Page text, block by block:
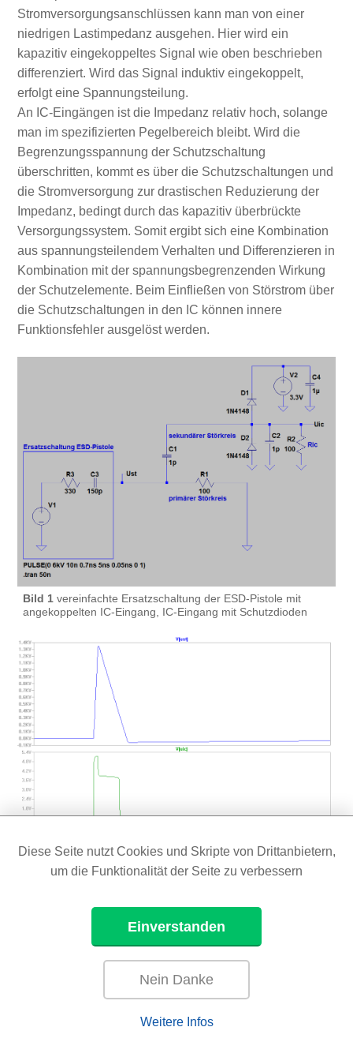
Stromversorgungsanschlüssen kann man von einer
niedrigen Lastimpedanz ausgehen. Hier wird ein
kapazitiv eingekoppeltes Signal wie oben beschrieben
differenziert. Wird das Signal induktiv eingekoppelt,
erfolgt eine Spannungsteilung.
An IC-Eingängen ist die Impedanz relativ hoch, solange
man im spezifizierten Pegelbereich bleibt. Wird die
Begrenzungsspannung der Schutzschaltung
überschritten, kommt es über die Schutzschaltungen und
die Stromversorgung zur drastischen Reduzierung der
Impedanz, bedingt durch das kapazitiv überbrückte
Versorgungssystem. Somit ergibt sich eine Kombination
aus spannungsteilendem Verhalten und Differenzieren in
Kombination mit der spannungsbegrenzenden Wirkung
der Schutzelemente. Beim Einfließen von Störstrom über
die Schutzschaltungen in den IC können innere
Funktionsfehler ausgelöst werden.
Bild 1vereinfachte Ersatzschaltung der ESD-Pistole mit
angekoppelten IC-Eingang, IC-Eingang mit Schutzdioden
Störspannungsverläufe zuBild 1
Je nach Eigenschaften der Dioden (hier langsame Si-
Diese Seite nutzt Cookies und Skripte von Drittanbietern,
um die Funktionalität der Seite zu verbessern
Einverstanden
Nein Danke
Weitere Infos